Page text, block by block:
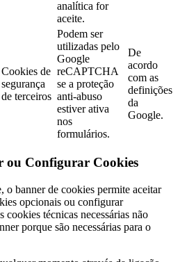
analítica for
aceite.
Cookies de
segurança
de terceiros
Podem ser
utilizadas pelo
Google
reCAPTCHA
se a proteção
anti-abuso
estiver ativa
nos
formulários.
De
acordo
com as
definições
da
Google.
ou Configurar Cookies
o banner de cookies permite aceitar
opcionais ou configurar
cookies técnicas necessárias não
porque são necessárias para o